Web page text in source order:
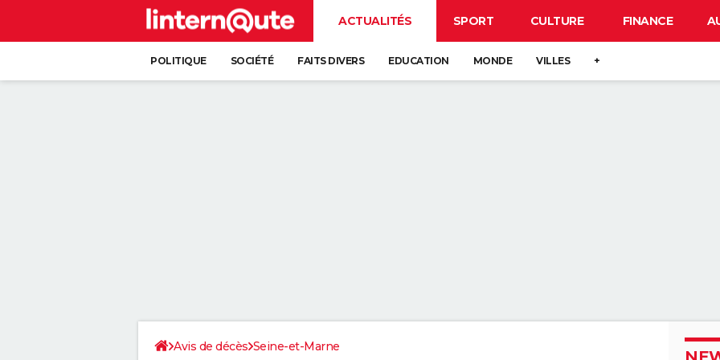
ACTUALITÉS SPORT CULTURE FINANCE
POLITIQUE SOCIÉTÉ FAITS DIVERS EDUCATION MONDE VILLES +
Avis de décès Seine-et-Marne